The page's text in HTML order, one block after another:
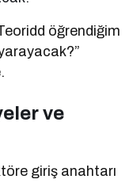
öğrendiğim
ve
giriş anahtarı